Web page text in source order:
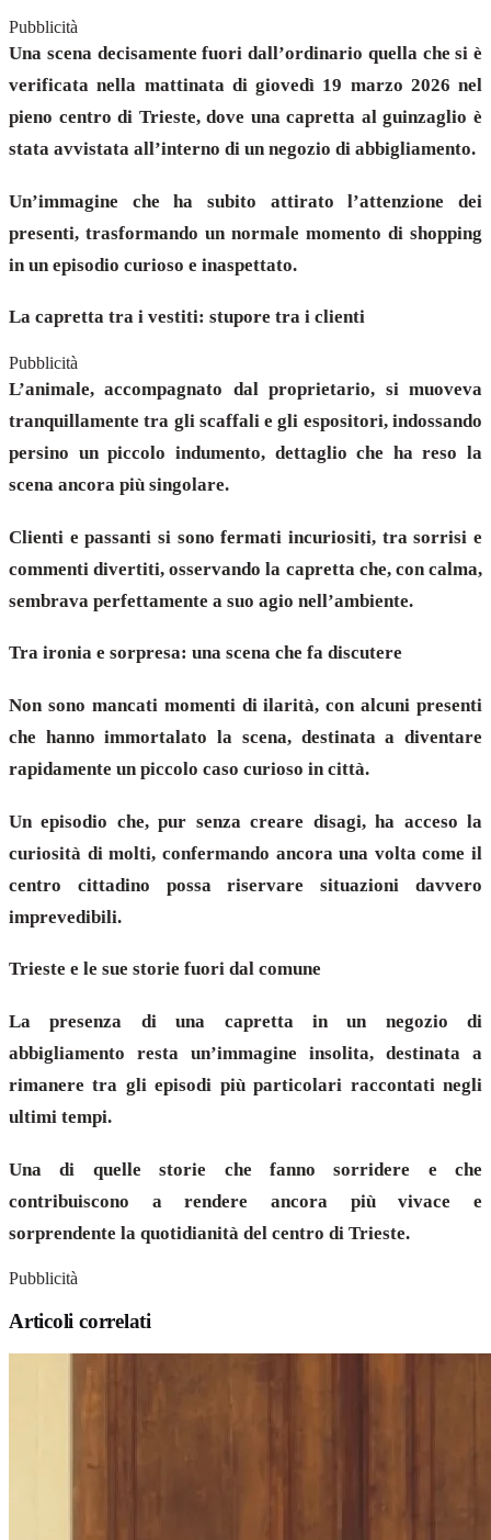
Pubblicità
Una scena decisamente fuori dall’ordinario quella che si è
verificata nella mattinata di giovedì 19 marzo 2026 nel
pieno centro di Trieste, dove una capretta al guinzaglio è
stata avvistata all’interno di un negozio di abbigliamento.
Un’immagine che ha subito attirato l’attenzione dei
presenti, trasformando un normale momento di shopping
in un episodio curioso e inaspettato.
La capretta tra i vestiti: stupore tra i clienti
Pubblicità
L’animale, accompagnato dal proprietario, si muoveva
tranquillamente tra gli scaffali e gli espositori, indossando
persino un piccolo indumento, dettaglio che ha reso la
scena ancora più singolare.
Clienti e passanti si sono fermati incuriositi, tra sorrisi e
commenti divertiti, osservando la capretta che, con calma,
sembrava perfettamente a suo agio nell’ambiente.
Tra ironia e sorpresa: una scena che fa discutere
Non sono mancati momenti di ilarità, con alcuni presenti
che hanno immortalato la scena, destinata a diventare
rapidamente un piccolo caso curioso in città.
Un episodio che, pur senza creare disagi, ha acceso la
curiosità di molti, confermando ancora una volta come il
centro cittadino possa riservare situazioni davvero
imprevedibili.
Trieste e le sue storie fuori dal comune
La presenza di una capretta in un negozio di
abbigliamento resta un’immagine insolita, destinata a
rimanere tra gli episodi più particolari raccontati negli
ultimi tempi.
Una di quelle storie che fanno sorridere e che
contribuiscono a rendere ancora più vivace e
sorprendente la quotidianità del centro di Trieste.
Pubblicità
Articoli correlati